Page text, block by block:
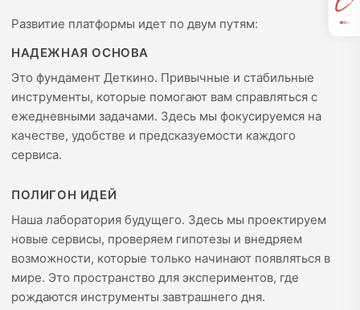
Развитие платформы идет по двум путям:
НАДЕЖНАЯ ОСНОВА
Это фундамент Деткино. Привычные и стабильные
инструменты, которые помогают вам справляться с
ежедневными задачами. Здесь мы фокусируемся на
качестве, удобстве и предсказуемости каждого
сервиса.
ПОЛИГОН ИДЕЙ
Наша лаборатория будущего. Здесь мы проектируем
новые сервисы, проверяем гипотезы и внедряем
возможности, которые только начинают появляться в
мире. Это пространство для экспериментов, где
рождаются инструменты завтрашнего дня.